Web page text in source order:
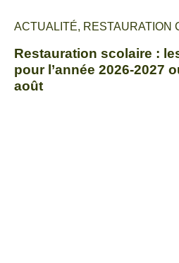
ACTUALITÉ, RESTAURATION
Restauration scolaire :
pour l’année 2026-2027
août